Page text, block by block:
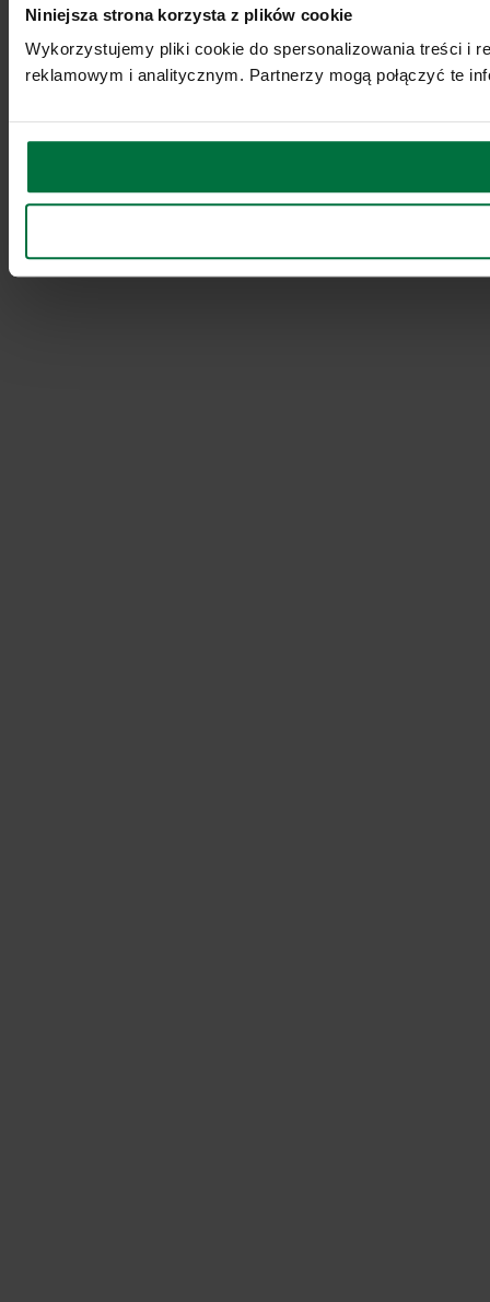
Niniejsza strona korzysta z plików cookie
Wykorzystujemy pliki cookie do spersonalizowania treści i
reklamowym i analitycznym. Partnerzy mogą połączyć te